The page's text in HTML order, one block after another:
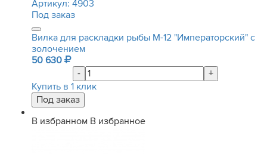
Артикул: 4903
Под заказ
Вилка для раскладки рыбы М-12 "Императорский" с
золочением
50 630
-
+
Купить в 1 клик
В избранном В избранное